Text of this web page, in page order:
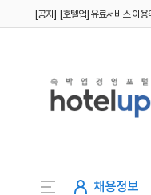
채용정보